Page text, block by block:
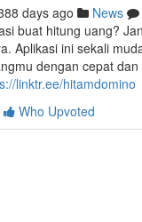
days ago News
buat hitung uang?
Aplikasi ini sekali
dengan cepat
linktr.ee/hitamdomino
Who Upvoted